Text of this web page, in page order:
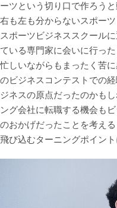
ーツという切り口で作ろうと
右も左も分からないスポー
スポーツビジネススクール
ている専門家に会いに行っ
忙しいながらもまったく苦
のビジネスコンテストでの
ジネスの原点だったのかも
ング会社に転職する機会も
のおかげだったことを考え
飛び込むターニングポイン